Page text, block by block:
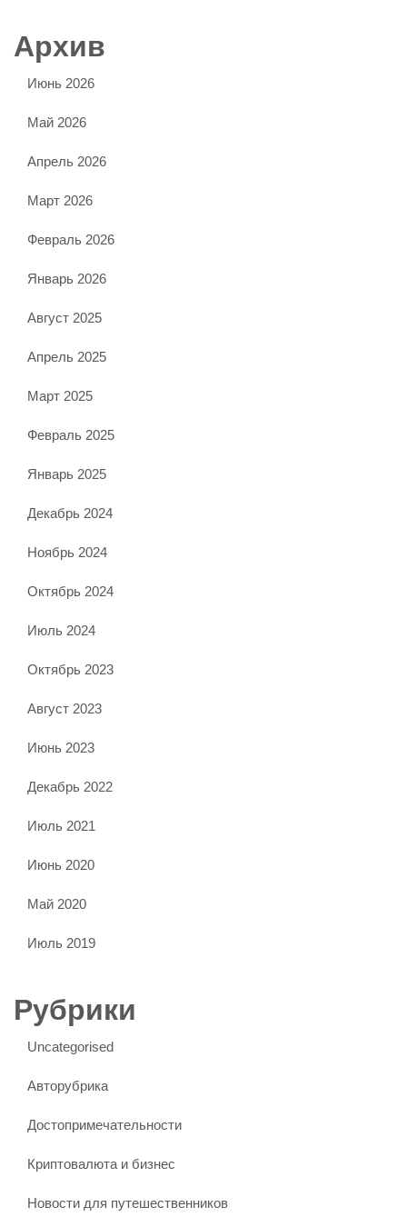
Архив
Июнь 2026
Май 2026
Апрель 2026
Март 2026
Февраль 2026
Январь 2026
Август 2025
Апрель 2025
Март 2025
Февраль 2025
Январь 2025
Декабрь 2024
Ноябрь 2024
Октябрь 2024
Июль 2024
Октябрь 2023
Август 2023
Июнь 2023
Декабрь 2022
Июль 2021
Июнь 2020
Май 2020
Июль 2019
Рубрики
Uncategorised
Авторубрика
Достопримечательности
Криптовалюта и бизнес
Новости для путешественников